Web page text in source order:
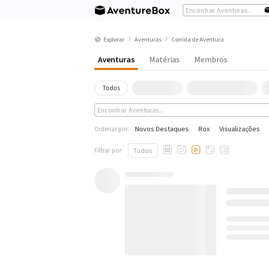
Explorar Aventuras Corrida de Aventura
Aventuras Matérias Membros
Todos
Ordenar por: Novos Destaques Rox Visualizações
Filtrar por: Todos